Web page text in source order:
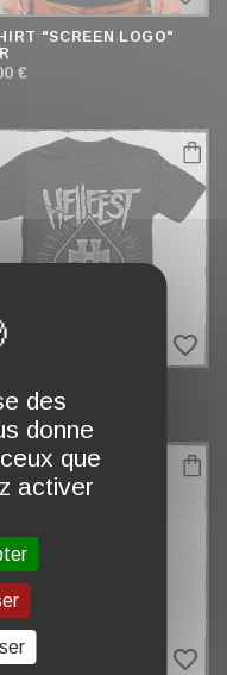
"SCREEN LOGO"
€
favorite_border
"H OF SPADES"
€
favorite_border
des
donne
que
activer